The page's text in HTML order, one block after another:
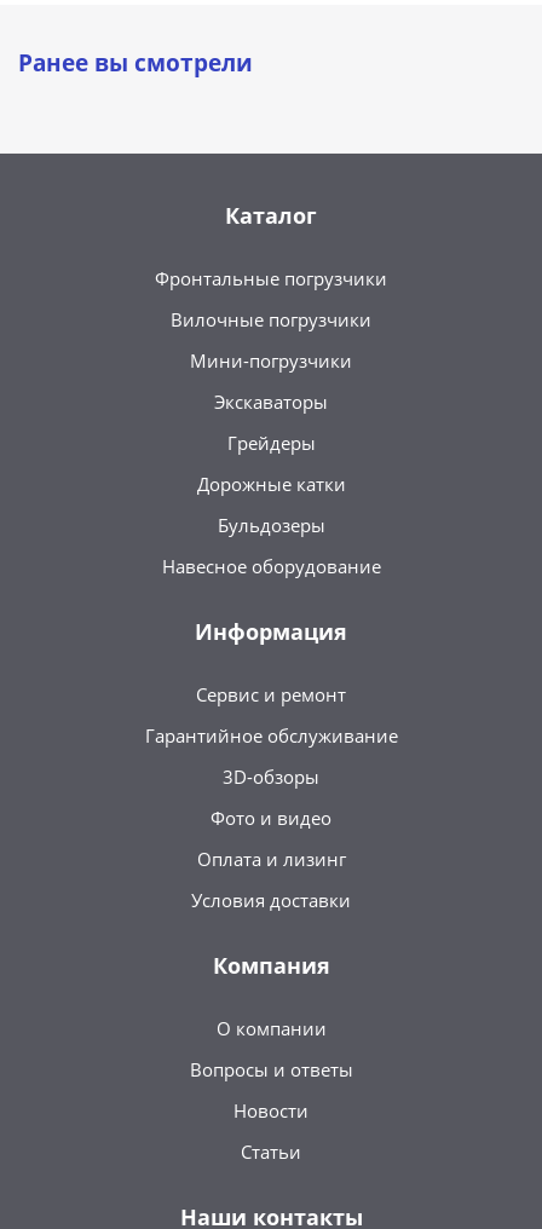
Ранее вы смотрели
Каталог
Фронтальные погрузчики
Вилочные погрузчики
Мини-погрузчики
Экскаваторы
Грейдеры
Дорожные катки
Бульдозеры
Навесное оборудование
Информация
Сервис и ремонт
Гарантийное обслуживание
3D-обзоры
Фото и видео
Оплата и лизинг
Условия доставки
Компания
О компании
Вопросы и ответы
Новости
Статьи
Наши контакты